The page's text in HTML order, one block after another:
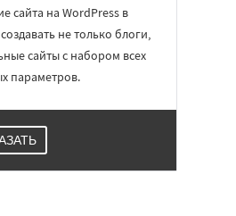
сайта на WordPress в
не только блоги,
сайты с набором всех
параметров.